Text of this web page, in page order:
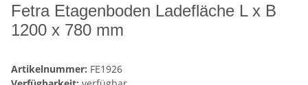
Fetra Etagenboden Ladefläche L x B
1200 x 780 mm
Artikelnummer: FE1926